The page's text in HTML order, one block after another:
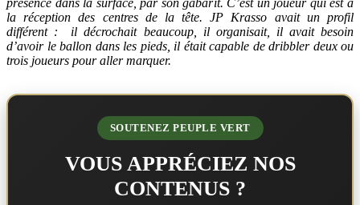
la réception des centres de la tête. JP Krasso avait un profil
différent : il décrochait beaucoup, il organisait, il avait besoin
d’avoir le ballon dans les pieds, il était capable de dribbler deux ou
trois joueurs pour aller marquer.
SOUTENEZ PEUPLE VERT
VOUS APPRÉCIEZ NOS
CONTENUS ?